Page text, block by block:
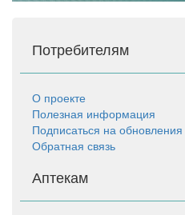
Потребителям
О проекте
Полезная информация
Подписаться на обновления
Обратная связь
Аптекам